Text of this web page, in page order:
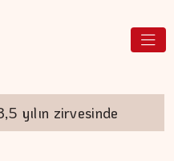
zirvesinde